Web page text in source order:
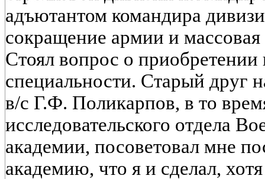
адъютантом командира
сокращение армии и
Стоял вопрос о приоб­ретении
специальности. Старый друг
в/с Г.Ф. Поли­карпов, в то
исследо­вательского отдела
академии, посоветовал мне
академию, что я и сделал,